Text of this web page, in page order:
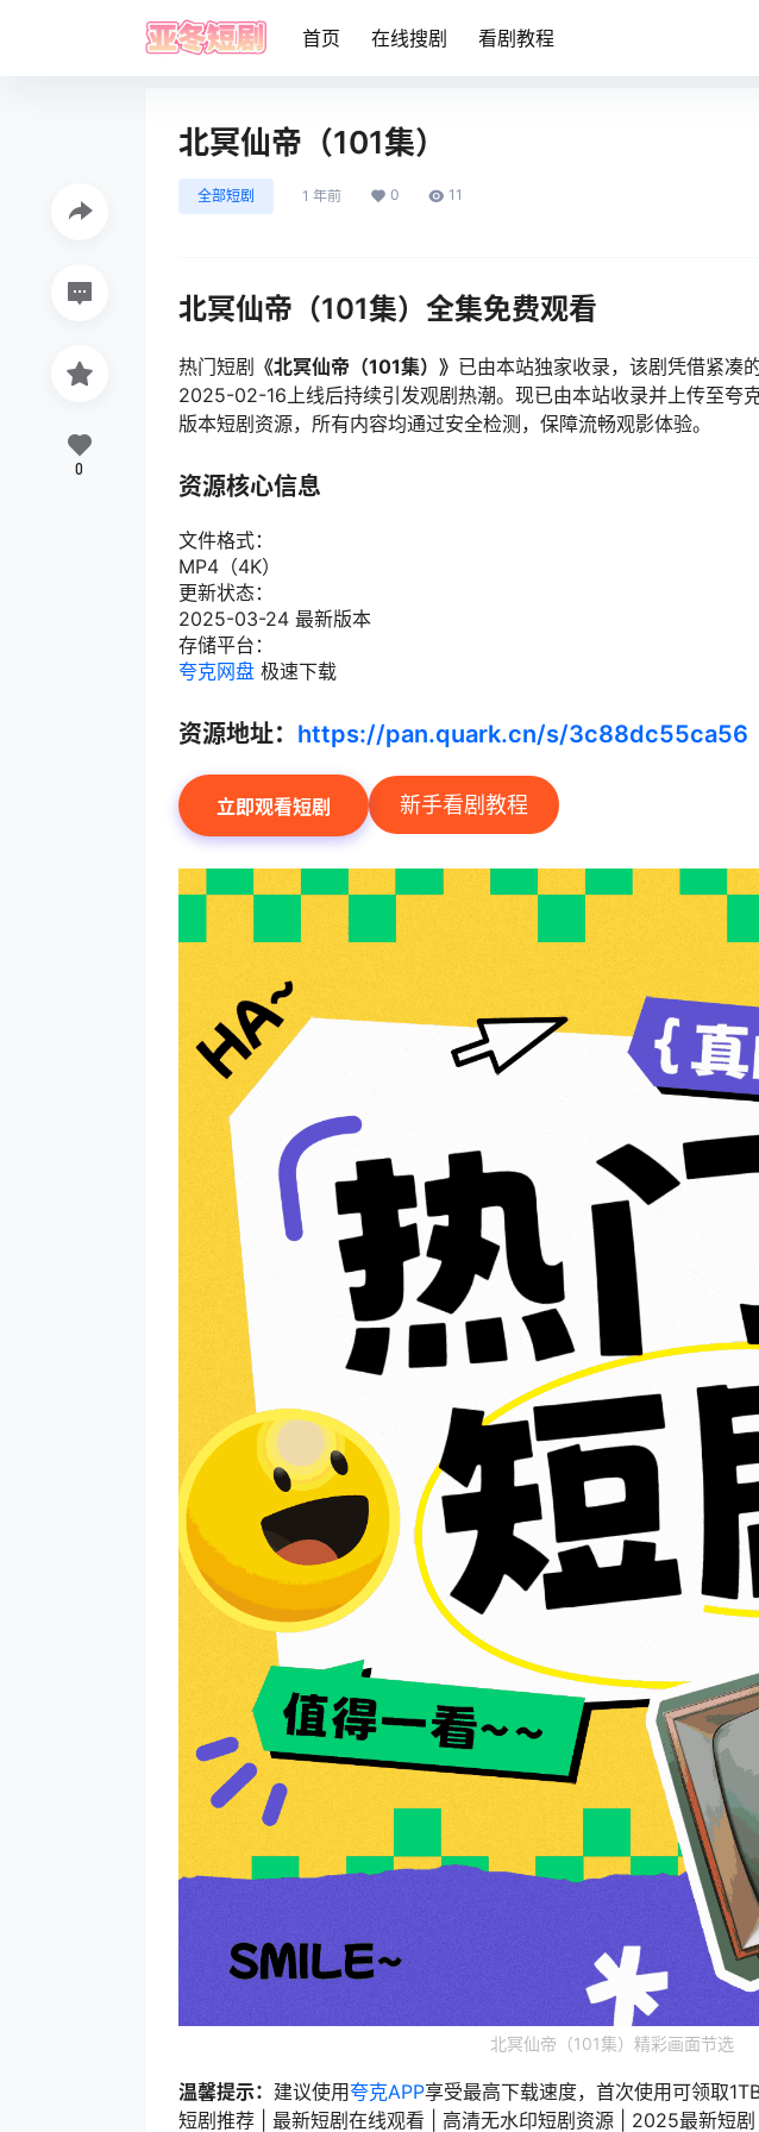
首页 在线搜剧 看剧教程
北冥仙帝（101集）
全部短剧 1 年前 0 11
北冥仙帝（101集）全集免费观看
热门短剧 《北冥仙帝（101集）》 已由本站独家收录，该剧凭借紧凑
2025-02-16上线后持续引发观剧热潮。现已由本站收录并上传至夸
版本短剧资源，所有内容均通过安全检测，保障流畅观影体验。
资源核心信息
文件格式：
MP4（4K）
更新状态：
2025-03-24 最新版本
存储平台：
夸克网盘 极速下载
资源地址： https://pan.quark.cn/s/3c88dc55ca56
立即观看短剧 新手看剧教程
北冥仙帝（101集）精彩画面节选
温馨提示： 建议使用夸克APP享受最高下载速度，首次使用可领取
短剧推荐 | 最新短剧在线观看 | 高清无水印短剧资源 | 2025最新短剧
0